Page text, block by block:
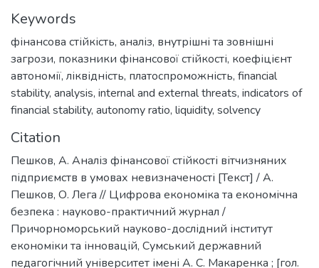
Keywords
фінансова стійкість, аналіз, внутрішні та зовнішні
загрози, показники фінансової стійкості, коефіцієнт
автономії, ліквідність, платоспроможність, financial
stability, analysis, internal and external threats, indicators of
financial stability, autonomy ratio, liquidity, solvency
Citation
Пешков, А. Аналіз фінансової стійкості вітчизняних
підприємств в умовах невизначеності [Текст] / А.
Пешков, О. Лега // Цифрова економіка та економічна
безпека : науково-практичний журнал /
Причорноморський науково-дослідний інститут
економіки та інновацій, Сумський державний
педагогічний університет імені А. С. Макаренка ; [гол.